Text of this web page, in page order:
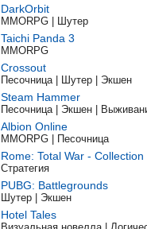
DarkOrbit
MMORPG | Шутер
Taichi Panda 3
MMORPG
Crossout
Песочница | Шутер | Экшен
Steam Hammer
Песочница | Экшен |
Albion Online
MMORPG | Песочница
Rome: Total War - Collection
Стратегия
PUBG: Battlegrounds
Шутер | Экшен
Hotel Tales